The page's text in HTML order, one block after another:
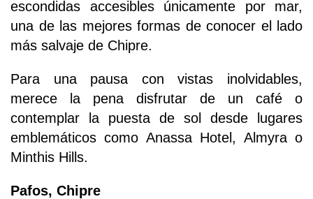
escondidas accesibles únicamente por mar,
una de las mejores formas de conocer el lado
más salvaje de Chipre.
Para una pausa con vistas inolvidables,
merece la pena disfrutar de un café o
contemplar la puesta de sol desde lugares
emblemáticos como Anassa Hotel, Almyra o
Minthis Hills.
Pafos, Chipre